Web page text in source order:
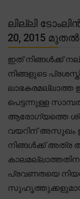
ലില്ലി
20, 2015 മുതൽ
ഇത് നിങ്ങൾക്ക്
നിങ്ങളുടെ
ലാഭകരമല്ലാത്ത
പെട്ടന്നുള്ള
ആരോഗ്യത്തെ
വയറിന് അസുഖം
നിങ്ങൾക്ക്
പ്രവണതയെ
സുഹൃത്തുക്കളുമായി